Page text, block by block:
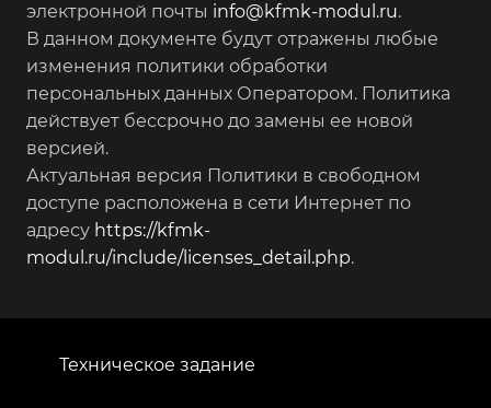
электронной почты info@kfmk-modul.ru.
В данном документе будут отражены любые
изменения политики обработки
персональных данных Оператором. Политика
действует бессрочно до замены ее новой
версией.
Актуальная версия Политики в свободном
доступе расположена в сети Интернет по
адресу https://kfmk-
modul.ru/include/licenses_detail.php.
Техническое задание